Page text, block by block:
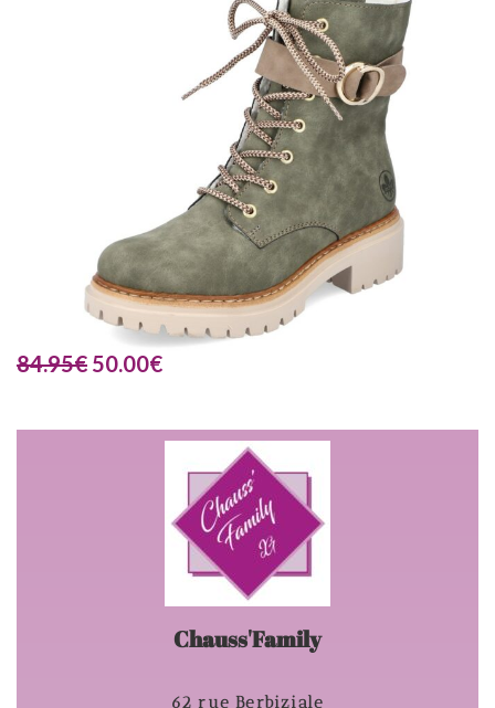
84.95€ 50.00€
Chauss'Family
62 rue Berbiziale